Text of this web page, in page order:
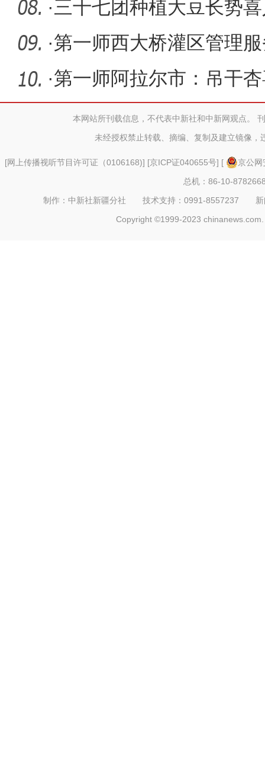
峰论
·三十七团种植大豆长势
·第一师西大桥灌区管理
活动
·第一师阿拉尔市：吊干
上“杏”
本网站所刊载信息，不代表中新社和中新网观点。
未经授权禁止转载、摘编、复制及建立镜像，
[网上传播视听节目许可证（0106168)] [京ICP证040655号] [
京公
总机：86-10-
制作：中新社新疆分社 技术支持：0991-8557237
Copyright ©1999-2023